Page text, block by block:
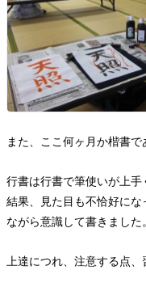
また、ここ何ヶ月か楷書で
行書は行書で筆使いが上手
結果、見た目も不恰好に
ながら意識して書きました
上達につれ、注意する点